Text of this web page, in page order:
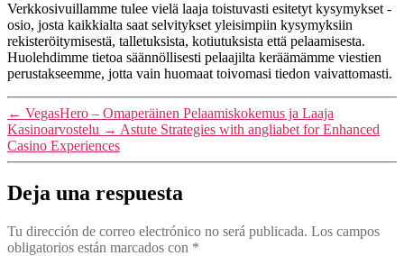
Verkkosivuillamme tulee vielä laaja toistuvasti esitetyt kysymykset -
osio, josta kaikkialta saat selvitykset yleisimpiin kysymyksiin
rekisteröitymisestä, talletuksista, kotiutuksista että pelaamisesta.
Huolehdimme tietoa säännöllisesti pelaajilta keräämämme viestien
perustakseemme, jotta vain huomaat toivomasi tiedon vaivattomasti.
← VegasHero – Omaperäinen Pelaamiskokemus ja Laaja
Kasinoarvostelu → Astute Strategies with angliabet for Enhanced
Casino Experiences
Deja una respuesta
Tu dirección de correo electrónico no será publicada. Los campos
obligatorios están marcados con *